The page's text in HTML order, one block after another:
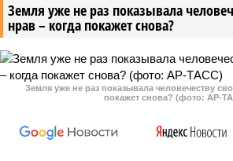
Земля уже не раз показывала
нрав – когда покажет снова?
Земля уже не раз показывала человечеству
покажет снова? (фото: АР-